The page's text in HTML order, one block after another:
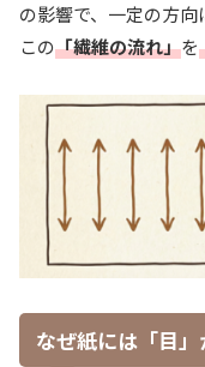
の影響で、一定の方向
この「繊維の流れ」を
なぜ紙には「目